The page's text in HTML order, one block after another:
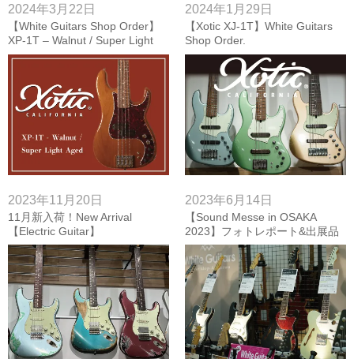
2024年3月22日
【White Guitars Shop Order】
XP-1T – Walnut / Super Light
Aged
2024年1月29日
【Xotic XJ-1T】White Guitars
Shop Order.
2023年11月20日
11月新入荷！New Arrival
【Electric Guitar】
2023年6月14日
【Sound Messe in OSAKA
2023】フォトレポート&出展品
リスト